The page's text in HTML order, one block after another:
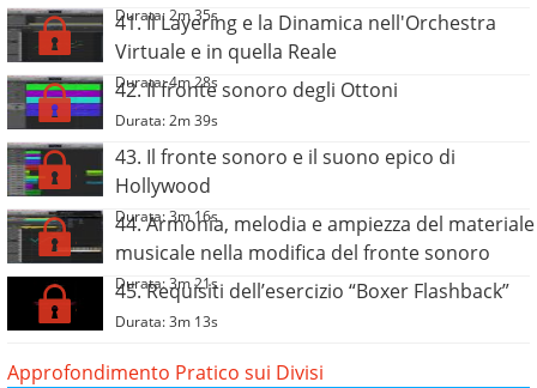
Durata: 2m 35s
41. Il Layering e la Dinamica nell'Orchestra
Virtuale e in quella Reale
Durata: 4m 28s
42. Il fronte sonoro degli Ottoni
Durata: 2m 39s
43. Il fronte sonoro e il suono epico di
Hollywood
Durata: 3m 16s
44. Armonia, melodia e ampiezza del materiale
musicale nella modifica del fronte sonoro
Durata: 3m 21s
45. Requisiti dell’esercizio “Boxer Flashback”
Durata: 3m 13s
Approfondimento Pratico sui Divisi